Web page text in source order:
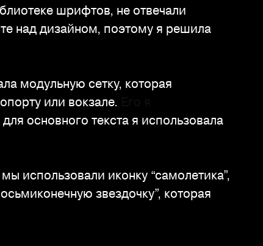
шрифтов, не отвечали
над дизайном, поэтому я решила
модульную сетку, которая
или вокзале.
для основного текста я использовала
использовали иконку “самолетика”,
звездочку”, которая